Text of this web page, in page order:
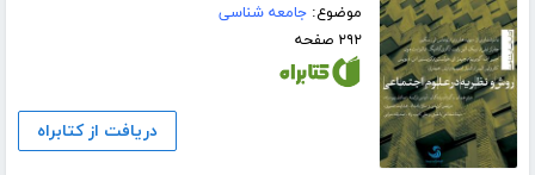
موضوع:جامعه شناسی
۲۹۲ صفحه
دریافت از کتابراه